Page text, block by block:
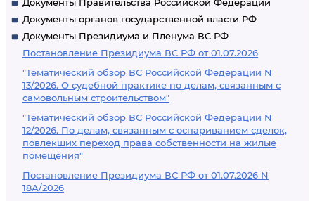
Документы органов государственной власти РФ
Документы Президиума и Пленума ВС РФ
Постановление Президиума ВС РФ от 01.07.2026
"Тематический обзор ВС Российской Федерации N
13/2026. О судебной практике по делам, связанным с
самовольным строительством"
"Тематический обзор ВС Российской Федерации N
12/2026. По делам, связанным с оспариванием сделок,
повлекших переход права собственности на жилые
помещения"
Постановление Президиума ВС РФ от 01.07.2026 N
18А/2026